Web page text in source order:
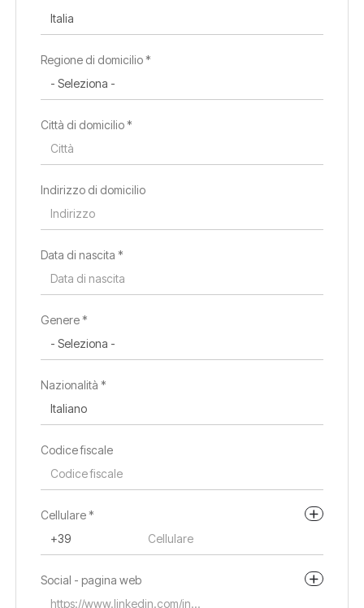
Regione di domicilio *
Città di domicilio *
Indirizzo di domicilio
Paese di residenza *
Regione di residenza *
Città di residenza
Indirizzo di residenza
Data di nascita *
Genere *
Nazionalità *
Codice fiscale
Cellulare *
Social - pagina web